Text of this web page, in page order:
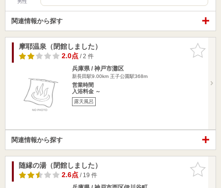
男性
関連情報から探す
お気に入
りに追加
摩耶温泉（閉館しました）
2.0点/ 2 件
兵庫県 / 神戸市灘区
新長田駅9.00km 王子公園駅368m
営業時間
入浴料金 ～
露天風呂
関連情報から探す
お気に入
りに追加
随縁の湯（閉館しました）
2.6点/ 19 件